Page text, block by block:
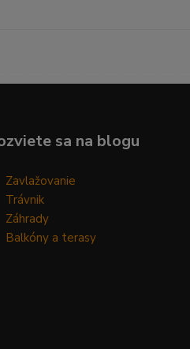
sa na blogu
Zavlažovanie
Trávnik
Záhrady
Balkóny a terasy